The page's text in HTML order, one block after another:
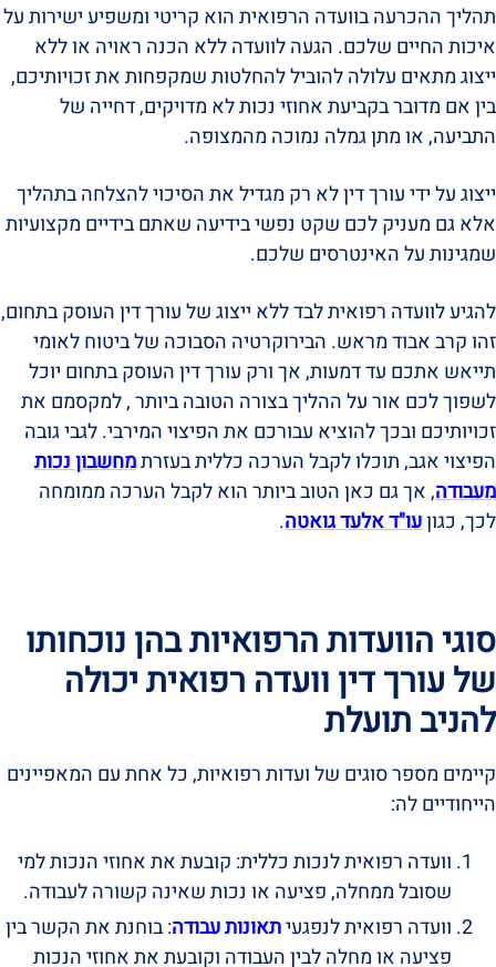
תהליך ההכרעה בוועדה הרפואית הוא קריטי ומשפיע ישירות על
איכות החיים שלכם. הגעה לוועדה ללא הכנה ראויה או ללא
ייצוג מתאים עלולה להוביל להחלטות שמקפחות את זכויותיכם,
בין אם מדובר בקביעת אחוזי נכות לא מדויקים, דחייה של
התביעה, או מתן גמלה נמוכה מהמצופה.
ייצוג על ידי עורך דין לא רק מגדיל את הסיכוי להצלחה בתהליך
אלא גם מעניק לכם שקט נפשי בידיעה שאתם בידיים מקצועיות
שמגינות על האינטרסים שלכם.
להגיע לוועדה רפואית לבד ללא ייצוג של עורך דין העוסק בתחום,
זהו קרב אבוד מראש. הבירוקרטיה הסבוכה של ביטוח לאומי
תייאש אתכם עד דמעות, אך ורק עורך דין העוסק בתחום יוכל
לשפוך לכם אור על ההליך בצורה הטובה ביותר , למקסמם את
זכויותיכם ובכך להוציא עבורכם את הפיצוי המירבי. לגבי גובה
הפיצוי אגב, תוכלו לקבל הערכה כללית בעזרתמחשבון נכות
מעבודה, אך גם כאן הטוב ביותר הוא לקבל הערכה ממומחה
לכך, כגוןעו"ד אלעד גואטה.
סוגי הוועדות הרפואיות בהן נוכחותו
של עורך דין וועדה רפואית יכולה
להניב תועלת
קיימים מספר סוגים של ועדות רפואיות, כל אחת עם המאפיינים
הייחודיים לה:
וועדה רפואית לנכות כללית: קובעת את אחוזי הנכות למי
שסובל ממחלה, פציעה או נכות שאינה קשורה לעבודה.
וועדה רפואית לנפגעיתאונות עבודה: בוחנת את הקשר בין
פציעה או מחלה לבין העבודה וקובעת את אחוזי הנכות